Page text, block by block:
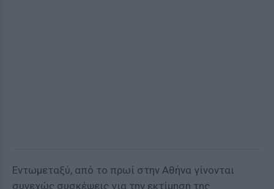
Εντωμεταξύ, από το πρωί στην Αθήνα γίνονται
συνεχώς συσκέψεις για την εκτίμηση της